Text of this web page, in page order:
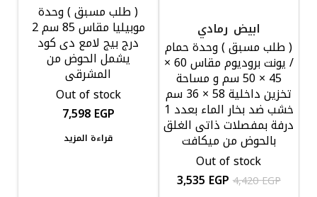
ابيض رمادي
( طلب مسبق ) وحدة حمام
/ يونت بروديوم مقاس 60 ×
45 × 50 سم و مساحة
تخزين داخلية 58 × 36 سم
خشب ضد بخار الماء بعدد 1
درفة بمفصلات ذاتى الغلق
بالحوض من ميكافت
Out of stock
4,420EGP
3,535 EGP
( طلب مسبق ) وحدة
موبيليا مقاس 85 سم 2
درج بيج لامع دى كود
يشمل الحوض من
المشرقى
Out of stock
7,598EGP
قراءة المزيد